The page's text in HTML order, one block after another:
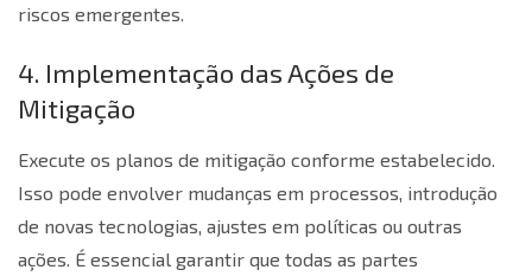
riscos emergentes.
4. Implementação das Ações de
Mitigação
Execute os planos de mitigação conforme estabelecido.
Isso pode envolver mudanças em processos, introdução
de novas tecnologias, ajustes em políticas ou outras
ações. É essencial garantir que todas as partes